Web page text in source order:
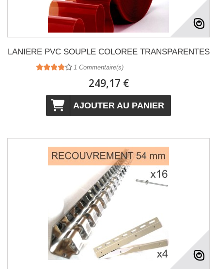
LANIERE PVC SOUPLE COLOREE TRANSPARENTES
1 Commentaire(s)
249,17 €
AJOUTER AU PANIER